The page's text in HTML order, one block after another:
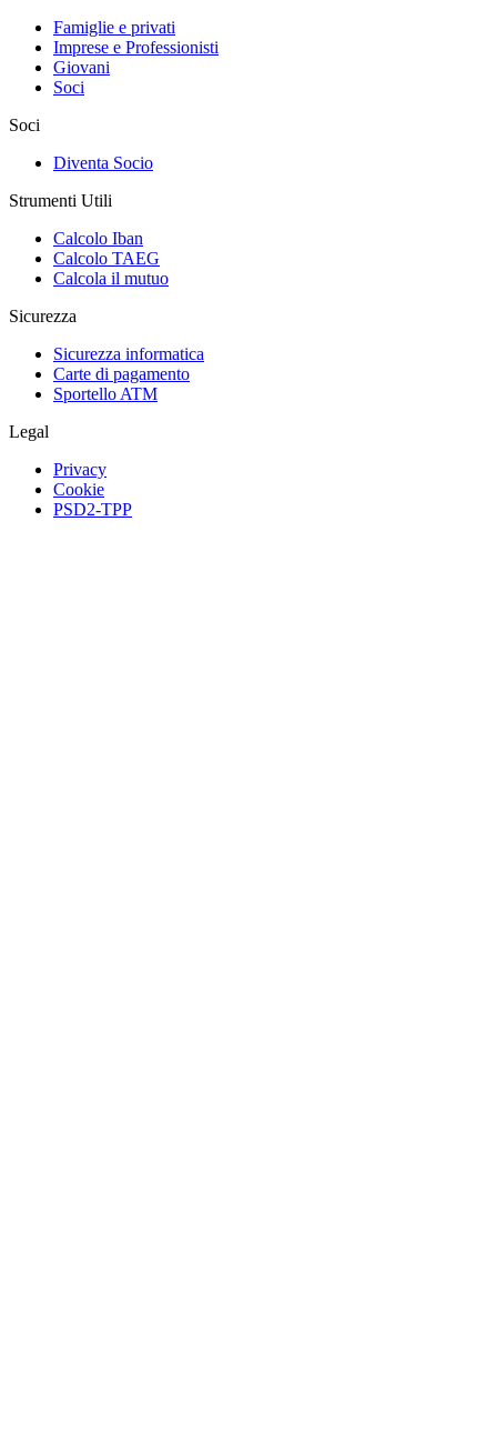
Famiglie e privati
Imprese e Professionisti
Giovani
Soci
Soci
Diventa Socio
Strumenti Utili
Calcolo Iban
Calcolo TAEG
Calcola il mutuo
Sicurezza
Sicurezza informatica
Carte di pagamento
Sportello ATM
Legal
Privacy
Cookie
PSD2-TPP